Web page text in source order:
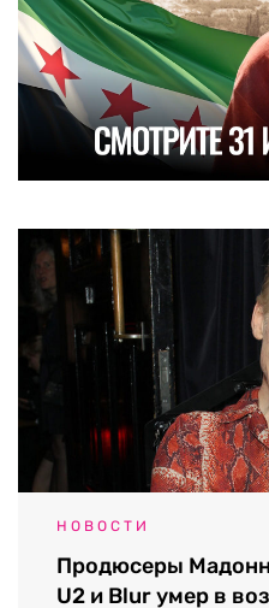
НОВОСТИ
Продюсеры
U2 и Blur умер в